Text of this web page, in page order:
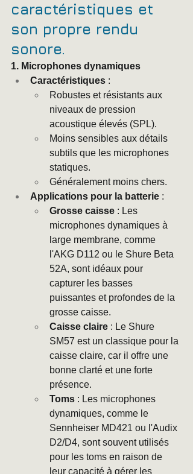
caractéristiques et
son propre rendu
sonore.
1. Microphones dynamiques
Caractéristiques :
Robustes et résistants aux
niveaux de pression
acoustique élevés (SPL).
Moins sensibles aux détails
subtils que les microphones
statiques.
Généralement moins chers.
Applications pour la batterie :
Grosse caisse : Les
microphones dynamiques à
large membrane, comme
l'AKG D112 ou le Shure Beta
52A, sont idéaux pour
capturer les basses
puissantes et profondes de la
grosse caisse.
Caisse claire : Le Shure
SM57 est un classique pour la
caisse claire, car il offre une
bonne clarté et une forte
présence.
Toms : Les microphones
dynamiques, comme le
Sennheiser MD421 ou l'Audix
D2/D4, sont souvent utilisés
pour les toms en raison de
leur capacité à gérer les